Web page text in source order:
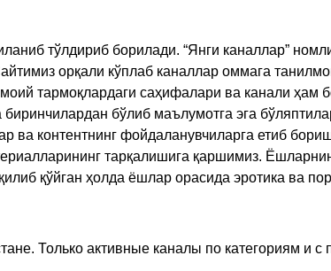
тўлдириб борилади. “Янги каналлар”
орқали кўплаб каналлар оммага
тармоқлардаги саҳифалари ва канали
бўлиб маълумотга эга
контентнинг фойдаланувчиларга етиб
тарқалишига қаршимиз.
қўйган ҳолда ёшлар орасида эротика ва
Только активные каналы по категориям и с